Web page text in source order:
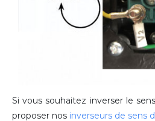
Si vous souhaitez inverser le
proposer nos inverseurs de sens